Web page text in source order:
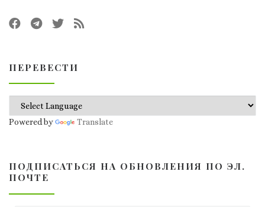
ПЕРЕВЕСТИ
Powered by Translate
ПОДПИСАТЬСЯ НА ОБНОВЛЕНИЯ ПО ЭЛ.
ПОЧТЕ